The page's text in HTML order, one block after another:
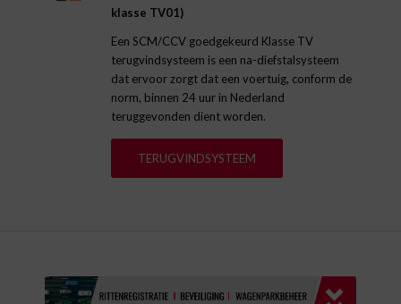
klasse TV01)
Een SCM/CCV goedgekeurd Klasse TV
terugvindsysteem is een na-diefstalsysteem
dat ervoor zorgt dat een voertuig, conform de
norm, binnen 24 uur in Nederland
teruggevonden dient worden.
TERUGVINDSYSTEEM